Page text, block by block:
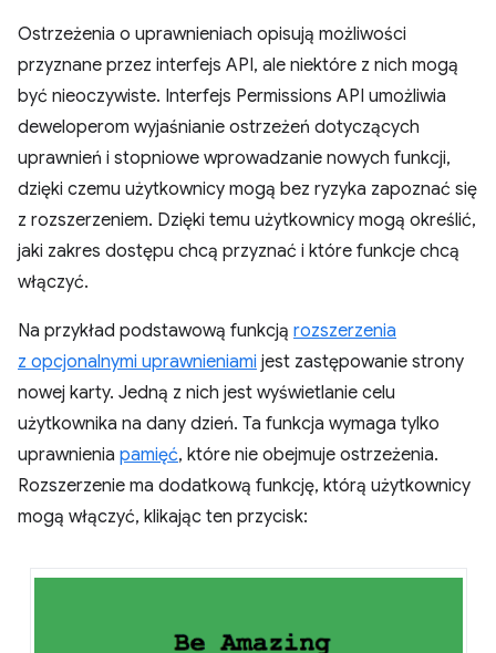
Ostrzeżenia o uprawnieniach opisują możliwości
przyznane przez interfejs API, ale niektóre z nich mogą
być nieoczywiste. Interfejs Permissions API umożliwia
deweloperom wyjaśnianie ostrzeżeń dotyczących
uprawnień i stopniowe wprowadzanie nowych funkcji,
dzięki czemu użytkownicy mogą bez ryzyka zapoznać się
z rozszerzeniem. Dzięki temu użytkownicy mogą określić,
jaki zakres dostępu chcą przyznać i które funkcje chcą
włączyć.
Na przykład podstawową funkcją rozszerzenia
z opcjonalnymi uprawnieniami jest zastępowanie strony
nowej karty. Jedną z nich jest wyświetlanie celu
użytkownika na dany dzień. Ta funkcja wymaga tylko
uprawnienia pamięć, które nie obejmuje ostrzeżenia.
Rozszerzenie ma dodatkową funkcję, którą użytkownicy
mogą włączyć, klikając ten przycisk: